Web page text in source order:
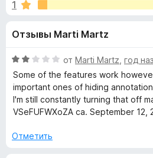
з
F
i
r
e
н
а
«
U
n
h
4
6
з
5
1
Отзывы Marti Martz
О
ц
е
н
е
о
от Marti Martz год
Some of the features work
important ones of hiding
I'm still constantly turning that off
VSeFUFWXoZA ca. September 12,
Отметить